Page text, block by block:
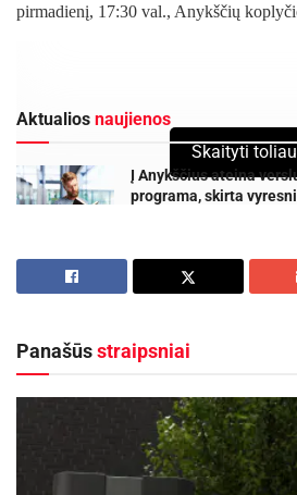
pirmadienį, 17:30 val., Anykščių
Aktualios naujienos
Į Anykščius ateina
programa, skirta
Anykščių rajono
„Imperijų saulėlydyje“ – visiškai nauja
Karnavičiaus koncertinė programa,
Atlikėją jau ne vienerius metus itin
Skaityti toliau
Panašūsstraipsniai